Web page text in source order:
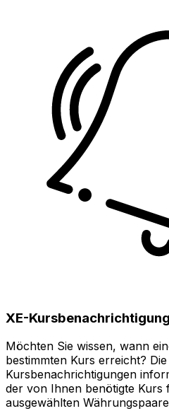
XE-
Möchten Sie wissen, wann
bestimmten Kurs erreicht? Die
Kursbenachrichtigungen
der von Ihnen benötigte Kurs
ausgewählten